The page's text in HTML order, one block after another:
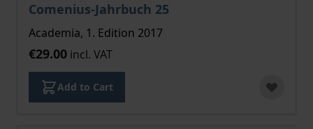
Comenius-Jahrbuch 25
Academia, 1. Edition 2017
€29.00 incl. VAT
Add to Cart